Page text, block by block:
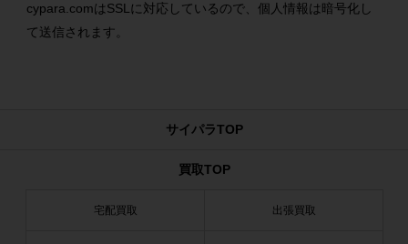
cypara.comはSSLに対応しているので、個人情報は暗号化し
て送信されます。
サイパラTOP
買取TOP
宅配買取 出張買取